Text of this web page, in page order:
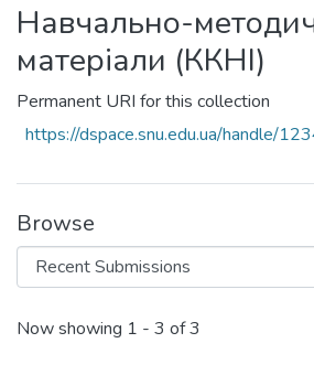
Навчально-
матеріали (ККНІ)
Permanent URI for this collection
https://dspace.snu.edu.ua/handle/
Browse
Recent Submissions
Now showing 1 - 3 of 3